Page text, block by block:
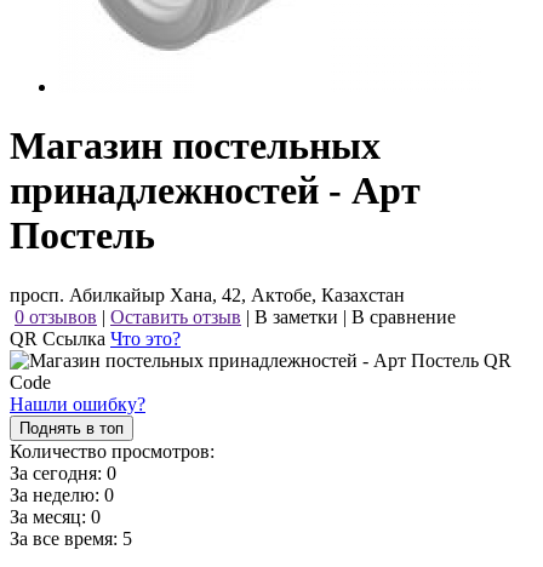
Магазин постельных
принадлежностей - Арт
Постель
просп. Абилкайыр Хана, 42, Актобе, Казахстан
0 отзывов | Оставить отзыв | В заметки | В сравнение
QR Ссылка Что это?
Нашли ошибку?
Поднять в топ
Количество просмотров:
За сегодня: 0
За неделю: 0
За месяц: 0
За все время: 5